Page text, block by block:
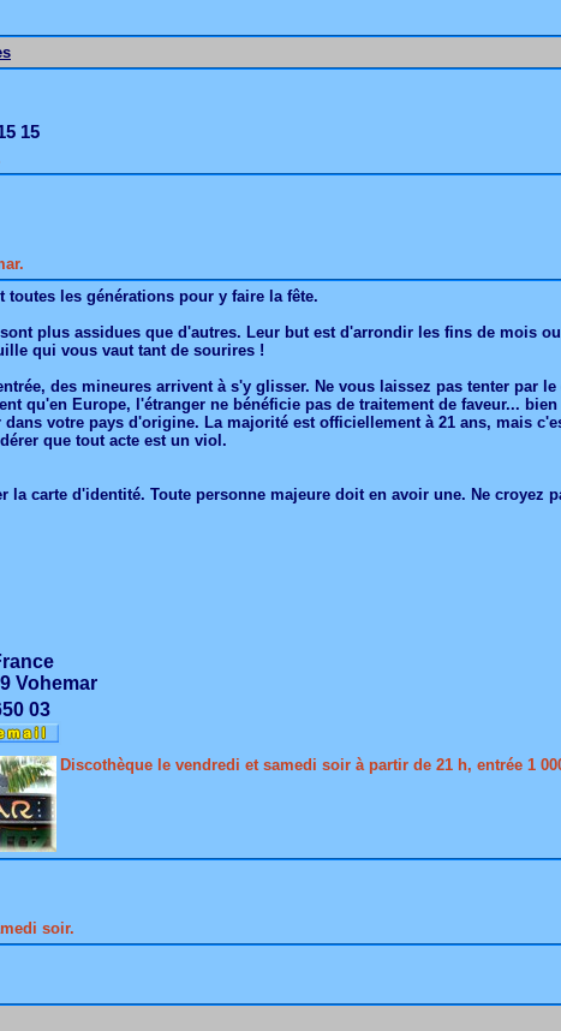
15
toutes les générations pour y faire la fête.
plus assidues que d'autres. Leur but est d'arrondir les fins de mois
qui vous vaut tant de sourires !
des mineures arrivent à s'y glisser. Ne vous laissez pas tenter par
qu'en Europe, l'étranger ne bénéficie pas de traitement de faveur...
votre pays d'origine. La majorité est officiellement à 21 ans, mais
que tout acte est un viol.
la carte d'identité. Toute personne majeure doit en avoir une. Ne croyez
Vohemar
03
Discothèque le vendredi et samedi soir à partir de 21 h, entrée 1
soir.